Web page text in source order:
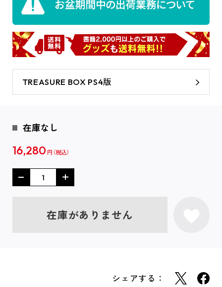
TREASURE BOX PS4版
在庫なし
16,280 円
在庫がありません
シェアする：